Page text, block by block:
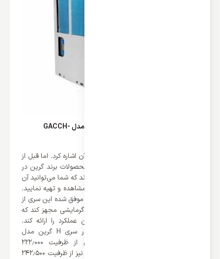
قدرت و عملکرد چیلر مدولار سری H گرین مدل GACCH-
از دیگر نکات می‌توان به قدرت و عملکرد آن اشاره کرد. اما قبل از
هر چیزی باید اشاره کرد که این سری از محصولات برند گرین در
ظرفیت‌های مختلفی طراحی و تولید شده‌اند که شما می‌توانید آن
ها را در وب سایت اینترنتی ایران اسپلیت مشاهده و تهیه نمایید.
همانطور که در بالا اشاره کردیم برند گرین موفق شده این سری از
محصولات خود را به عملکرد سرمایشی و گرمایشی مجهز کند که
می تواند در تمامی فصول سال بهترین عملکرد را ارائه کند.
همچنین باید اشاره کرد که چیلر مدولار سری H گرین مدل
GACCH-65P3T1 در عملکرد سرمایشی از ظرفیت 222٫000
BTU/h یا (65KW) و در عملکرد گرمایشی نیز از ظرفیت 242٫500